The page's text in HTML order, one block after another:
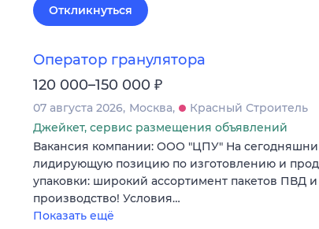
Откликнуться
Оператор гранулятора
120 000–150 000 ₽
07 августа 2026 Москва
Красный Строитель
Джейкет, сервис размещения объявлений
Вакансия компании: ООО "ЦПУ" На
лидирующую позицию по изготовлению и
упаковки: широкий ассортимент пакетов ПВД
производство! Условия…
Показать ещё